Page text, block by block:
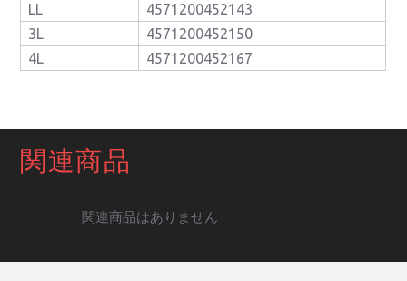
LL
4571200452143
3L
4571200452150
4L
4571200452167
関連商品
関連商品はありません